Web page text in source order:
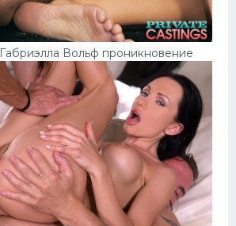
Вольф проникновение